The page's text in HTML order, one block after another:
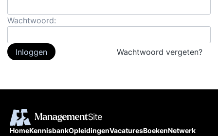
Wachtwoord:
Inloggen Wachtwoord vergeten?
HomeKennisbankOpleidingenVacaturesBoekenNetwerk